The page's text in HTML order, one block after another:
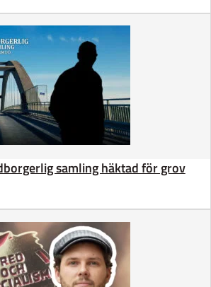
samling häktad för grov